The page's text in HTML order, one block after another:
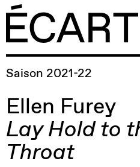
Saison 2021-22
Ellen Furey
Lay Hold to
Throat